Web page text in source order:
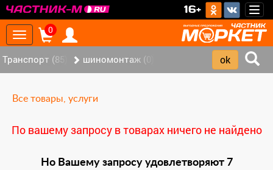
16+
Toggle
navigation
0
Транспорт (85) шиномонтаж (0)
Все товары, услуги
По вашему запросу в товарах ничего не найдено
Но Вашему запросу удовлетворяют 7